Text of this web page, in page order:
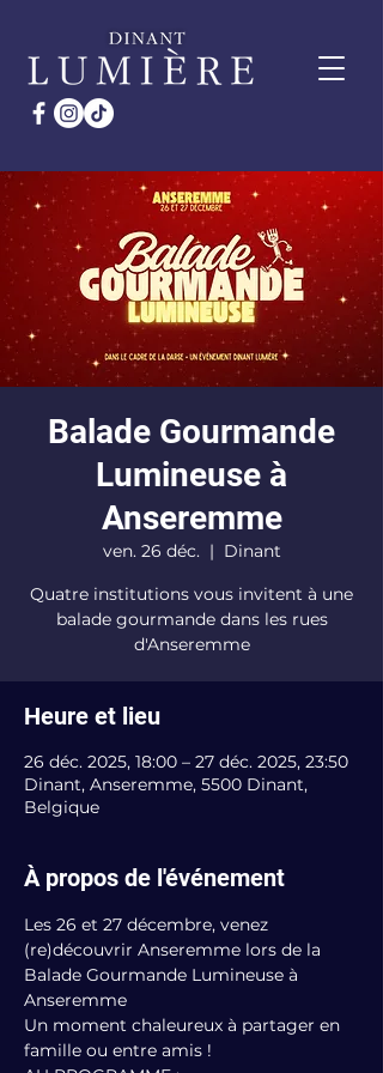
Balade Gourmande
Lumineuse à
Anseremme
ven. 26 déc.
  |
Dinant
Quatre institutions vous invitent à une
balade gourmande dans les rues
d'Anseremme
Heure et lieu
26 déc. 2025, 18:00 – 27 déc. 2025, 23:50
Dinant, Anseremme, 5500 Dinant,
Belgique
À propos de l'événement
Les 26 et 27 décembre, venez
(re)découvrir Anseremme lors de la
Balade Gourmande Lumineuse à
Anseremme
Un moment chaleureux à partager en
famille ou entre amis !